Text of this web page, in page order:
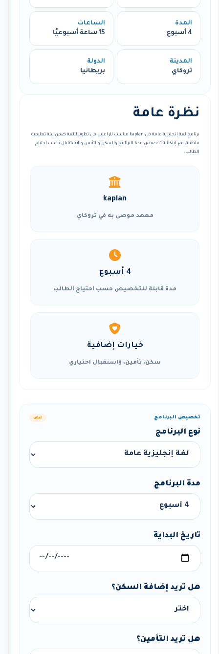
المدة
4 أسبوع
الساعات
15 ساعة أسبوعيًا
المدينة
تروكاي
الدولة
بريطانيا
نظرة عامة
برنامج لغة إنجليزية عامة في kaplan مناسب للراغبين في تطوير اللغة ضمن بيئة تعليمية
منظمة، مع إمكانية تخصيص مدة البرنامج والسكن والتأمين والاستقبال حسب احتياج
الطالب.
kaplan
معهد موصى به في تروكاي
4 أسبوع
مدة قابلة للتخصيص حسب احتياج الطالب
خيارات إضافية
سكن، تأمين، واستقبال اختياري
تخصيص البرنامج عرض
نوع البرنامج
مدة البرنامج
تاريخ البداية
هل تريد إضافة السكن؟
هل تريد التأمين؟